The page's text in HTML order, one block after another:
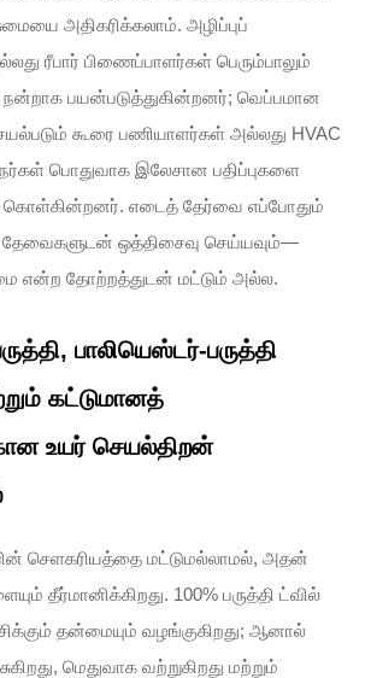
அதிகரிக்கலாம். அழிப்புப்
ரீபார் பிணைப்பாளர்கள் பெரும்பாலும்
பயன்படுத்துகின்றனர்; வெப்பமான
கூரை பணியாளர்கள் அல்லது HVAC
பொதுவாக இலேசான பதிப்புகளை
கொள்கின்றனர். எடைத் தேர்வை எப்போதும்
தேவைகளுடன் ஒத்திசைவு செய்யவும்—
என்ற தோற்றத்துடன் மட்டும் அல்ல.
பாலியெஸ்டர்-பருத்தி
கட்டுமானத்
உயர் செயல்திறன்
செளகரியத்தை மட்டுமல்லாமல், அதன்
தீர்மானிக்கிறது. 100% பருத்தி ட்வில்
தன்மையும் வழங்குகிறது; ஆனால்
மெதுவாக வற்றுகிறது மற்றும்